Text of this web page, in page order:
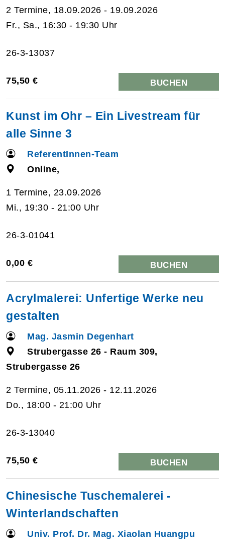
2 Termine, 18.09.2026 - 19.09.2026
Fr., Sa., 16:30 - 19:30 Uhr
26-3-13037
75,50 € BUCHEN
Kunst im Ohr – Ein Livestream für
alle Sinne 3
ReferentInnen-Team
Online,
1 Termine, 23.09.2026
Mi., 19:30 - 21:00 Uhr
26-3-01041
0,00 € BUCHEN
Acrylmalerei: Unfertige Werke neu
gestalten
Mag. Jasmin Degenhart
Strubergasse 26 - Raum 309,
Strubergasse 26
2 Termine, 05.11.2026 - 12.11.2026
Do., 18:00 - 21:00 Uhr
26-3-13040
75,50 € BUCHEN
Chinesische Tuschemalerei -
Winterlandschaften
Univ. Prof. Dr. Mag. Xiaolan Huangpu